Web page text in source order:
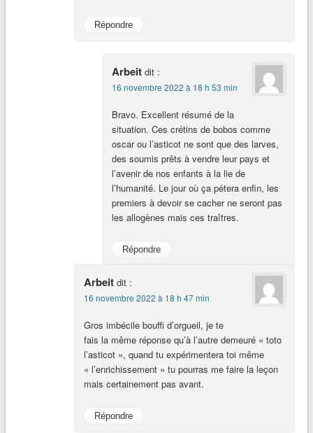
Répondre
Arbeit dit :
16 novembre 2022 à 18 h 53 min
Bravo. Excellent résumé de la
situation. Ces crétins de bobos comme
oscar ou l’asticot ne sont que des larves,
des soumis prêts à vendre leur pays et
l’avenir de nos enfants à la lie de
l’humanité. Le jour où ça pétera enfin, les
premiers à devoir se cacher ne seront pas
les allogènes mais ces traîtres.
Répondre
Arbeit dit :
16 novembre 2022 à 18 h 47 min
Gros imbécile bouffi d’orgueil, je te
fais la même réponse qu’à l’autre demeuré « toto
l’asticot », quand tu expérimentera toi même
« l’enrichissement » tu pourras me faire la leçon
mais certainement pas avant.
Répondre